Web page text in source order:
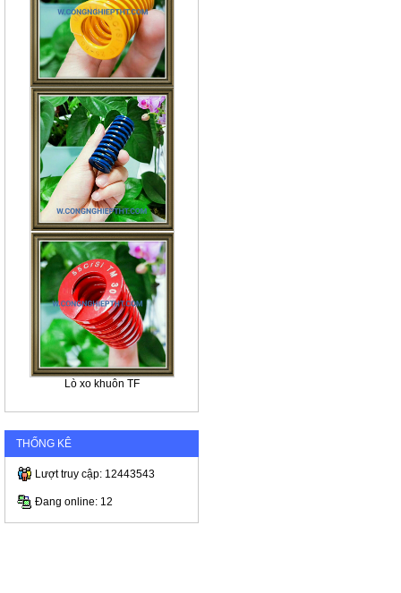
Lò xo khuôn TF
THỐNG KÊ
Lượt truy cập: 12443543
Đang online: 12